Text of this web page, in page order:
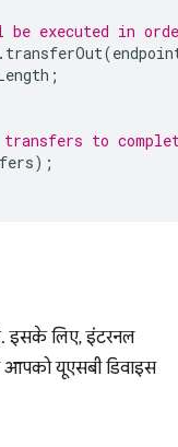
executed in
. transferOut(
;
to
);
इसके लिए, इंटरनल
आपको यूएसबी डिवाइस